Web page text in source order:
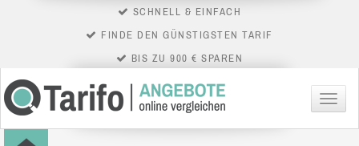
SCHNELL & EINFACH
FINDE DEN GÜNSTIGSTEN TARIF
BIS ZU 900 € SPAREN
Menü